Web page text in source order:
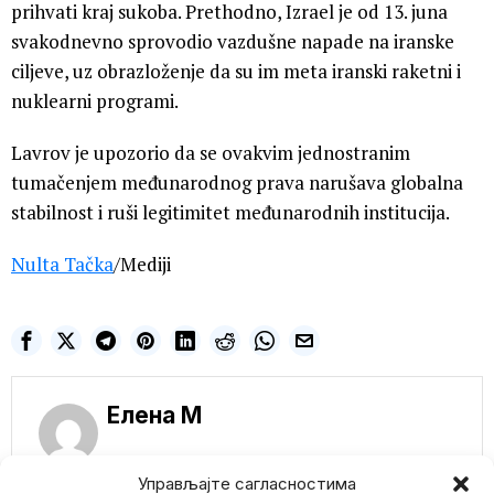
Управљајте сагласностима
prihvati kraj sukoba. Prethodno, Izrael je od 13. juna
svakodnevno sprovodio vazdušne napade na iranske
ciljeve, uz obrazloženje da su im meta iranski raketni i
nuklearni programi.
Lavrov je upozorio da se ovakvim jednostranim
tumačenjem međunarodnog prava narušava globalna
stabilnost i ruši legitimitet međunarodnih institucija.
Nulta Tačka/Mediji
Елена M